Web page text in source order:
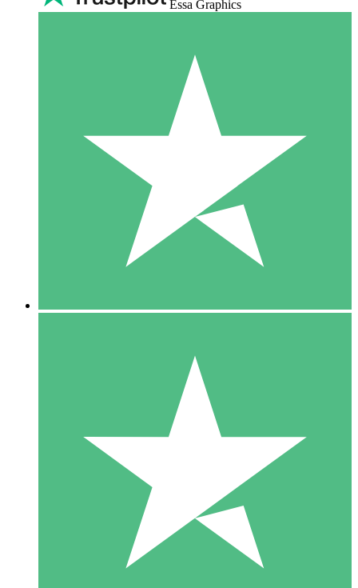
Essa Graphics